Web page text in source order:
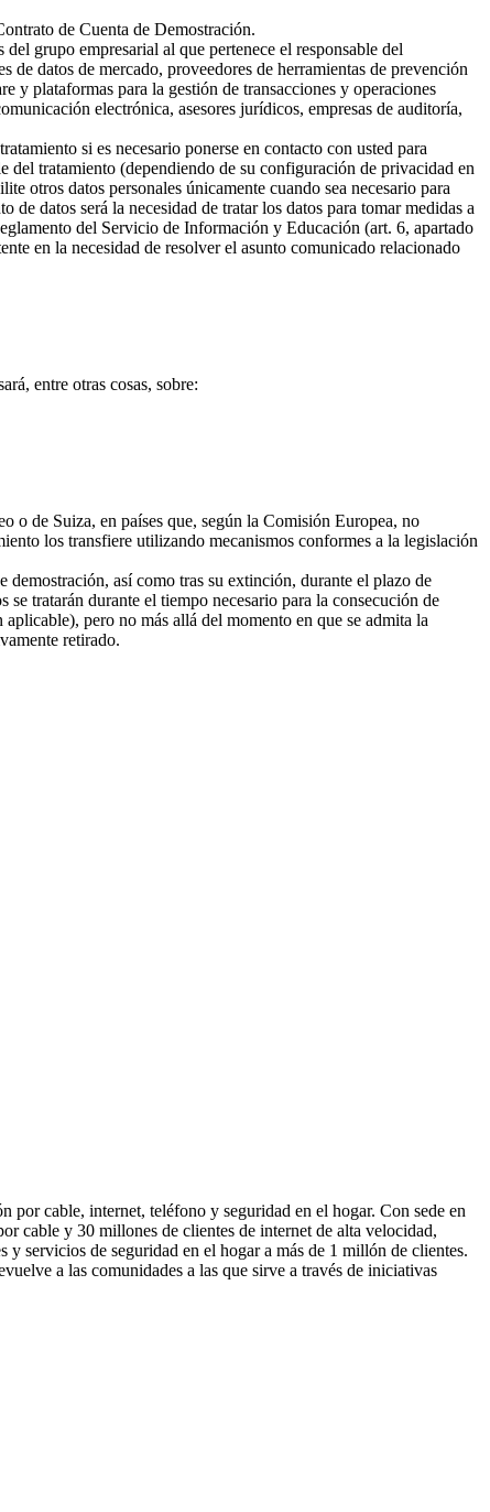
de Cuenta de Demostración.
grupo empresarial al que pertenece el responsable del
de datos de mercado, proveedores de herramientas de prevención
y plataformas para la gestión de transacciones y operaciones
electrónica, asesores jurídicos, empresas de auditoría,
si es necesario ponerse en contacto con usted para
del tratamiento (dependiendo de su configuración de privacidad en
otros datos personales únicamente cuando sea necesario para
datos será la necesidad de tratar los datos para tomar medidas a
del Servicio de Información y Educación (art. 6, apartado
en la necesidad de resolver el asunto comunicado relacionado
entre otras cosas, sobre:
o de Suiza, en países que, según la Comisión Europea, no
los transfiere utilizando mecanismos conformes a la legislación
así como tras su extinción, durante el plazo de
tratarán durante el tiempo necesario para la consecución de
pero no más allá del momento en que se admita la
retirado.
cable, internet, teléfono y seguridad en el hogar. Con sede en
cable y 30 millones de clientes de internet de alta velocidad,
servicios de seguridad en el hogar a más de 1 millón de clientes.
a las comunidades a las que sirve a través de iniciativas